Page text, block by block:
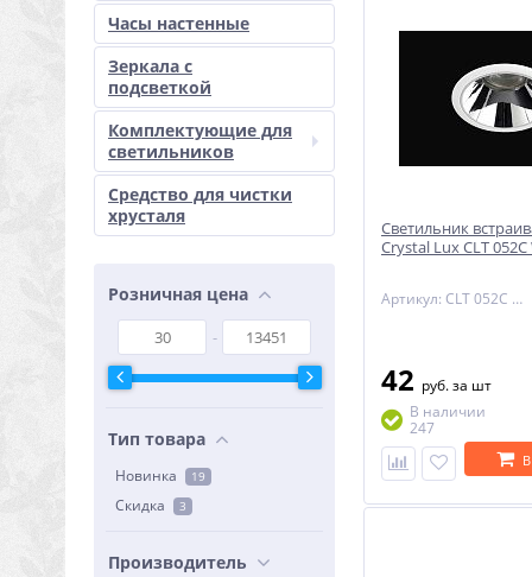
Часы настенные
Зеркала с
подсветкой
Комплектующие для
светильников
Средство для чистки
хрусталя
Розничная цена
Тип товара
Новинка 19
Скидка 3
Производитель
Светильник
Crystal Lux CLT 052C
Артикул: CLT 052C WH-CH
42 руб.за шт
В наличии
247